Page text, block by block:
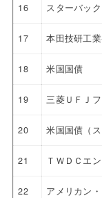
16 スターバッ
17 本田技研工
18 米国国債
19 三菱ＵＦＪ
20 米国国債（ス
21 ＴＷＤＣエ
22 アメリカン